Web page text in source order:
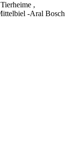
,
-Aral Bosch